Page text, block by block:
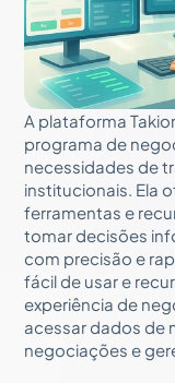
A plataforma
programa de
necessidades de
institucionais. Ela
ferramentas e
tomar decisões
com precisão e
fácil de usar e
experiência de
acessar dados de
negociações e